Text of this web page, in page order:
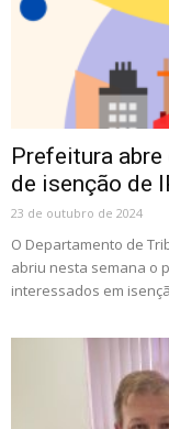
Prefeitura
de isenção de
23 de outubro de 2024
O Departamento de
abriu nesta semana o
interessados em